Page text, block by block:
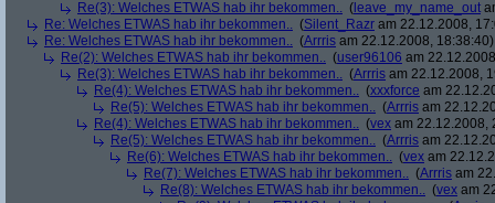
Re(3): Welches ETWAS hab ihr bekommen.. ( leave_my_name_out
Re: Welches ETWAS hab ihr bekommen.. (Silent_Razr am 22.12.2008,
Re: Welches ETWAS hab ihr bekommen.. (Arrris am 22.12.2008, 18:38:40)
Re(2): Welches ETWAS hab ihr bekommen.. (user96106 am
Re(3): Welches ETWAS hab ihr bekommen.. (Arrris am 22.12.2008,
Re(4): Welches ETWAS hab ihr bekommen.. (xxxforce am
Re(5): Welches ETWAS hab ihr bekommen.. (Arrris am
Re(4): Welches ETWAS hab ihr bekommen.. (vex am 22.12.2008,
Re(5): Welches ETWAS hab ihr bekommen.. (Arrris am
Re(6): Welches ETWAS hab ihr bekommen.. (vex am
Re(7): Welches ETWAS hab ihr bekommen.. (Arrris am
Re(8): Welches ETWAS hab ihr bekommen.. (vex am